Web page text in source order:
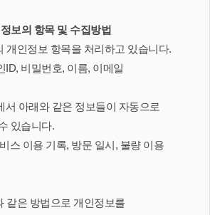
보의 항목 및 수집방법
개인정보 항목을 처리하고 있습니다.
ID, 비밀번호, 이름, 이메일
서 아래와 같은 정보들이 자동으로
있습니다.
스 이용 기록, 방문 일시, 불량 이용
같은 방법으로 개인정보를